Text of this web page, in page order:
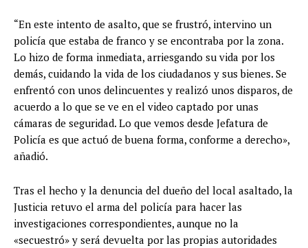
“En este intento de asalto, que se frustró, intervino un
policía que estaba de franco y se encontraba por la zona.
Lo hizo de forma inmediata, arriesgando su vida por los
demás, cuidando la vida de los ciudadanos y sus bienes. Se
enfrentó con unos delincuentes y realizó unos disparos, de
acuerdo a lo que se ve en el video captado por unas
cámaras de seguridad. Lo que vemos desde Jefatura de
Policía es que actuó de buena forma, conforme a derecho»,
añadió.
Tras el hecho y la denuncia del dueño del local asaltado, la
Justicia retuvo el arma del policía para hacer las
investigaciones correspondientes, aunque no la
«secuestró» y será devuelta por las propias autoridades